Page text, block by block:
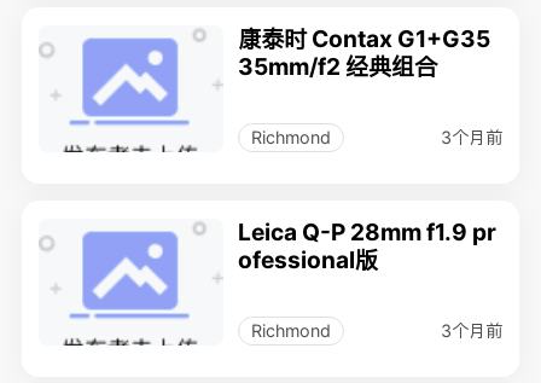
康泰时 Contax G1+G35
35mm/f2 经典组合
Richmond 3个月前
Leica Q-P 28mm f1.9 pr
ofessional版
Richmond 3个月前